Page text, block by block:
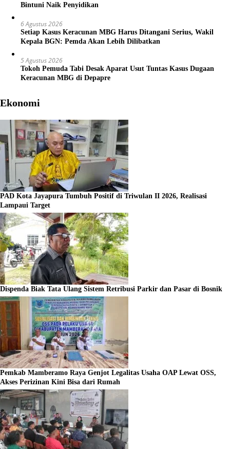
Bintuni Naik Penyidikan
6 Agustus 2026
Setiap Kasus Keracunan MBG Harus Ditangani Serius, Wakil
Kepala BGN: Pemda Akan Lebih Dilibatkan
5 Agustus 2026
Tokoh Pemuda Tabi Desak Aparat Usut Tuntas Kasus Dugaan
Keracunan MBG di Depapre
Ekonomi
PAD Kota Jayapura Tumbuh Positif di Triwulan II 2026, Realisasi
Lampaui Target
Dispenda Biak Tata Ulang Sistem Retribusi Parkir dan Pasar di Bosnik
Pemkab Mamberamo Raya Genjot Legalitas Usaha OAP Lewat OSS,
Akses Perizinan Kini Bisa dari Rumah